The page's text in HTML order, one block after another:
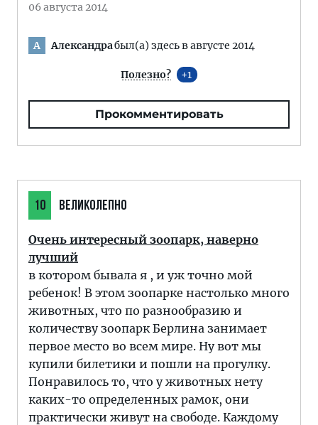
06 августа 2014
А Александрабыл(а) здесь в августе 2014
Полезно? 1
Прокомментировать
10 ВЕЛИКОЛЕПНО
Очень интересный зоопарк, наверно
лучший
в котором бывала я , и уж точно мой
ребенок! В этом зоопарке настолько много
животных, что по разнообразию и
количеству зоопарк Берлина занимает
первое место во всем мире. Ну вот мы
купили билетики и пошли на прогулку.
Понравилось то, что у животных нету
каких-то определенных рамок, они
практически живут на свободе. Каждому